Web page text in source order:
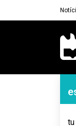
Navegação